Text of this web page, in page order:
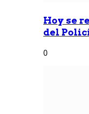
Hoy se
del
0